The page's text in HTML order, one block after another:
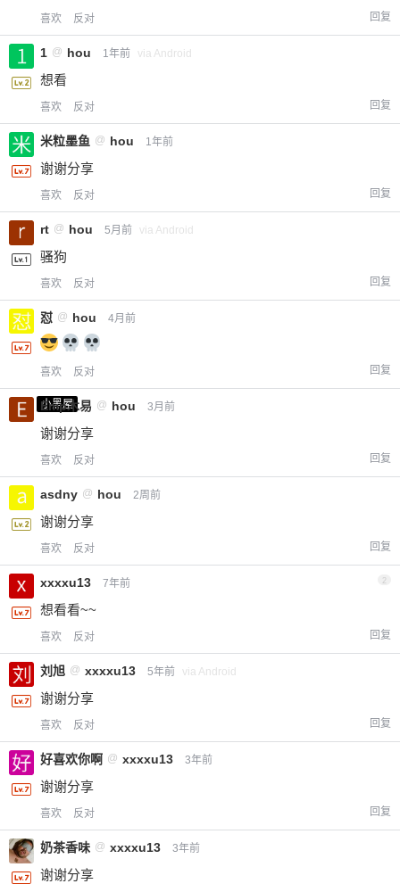
喜欢 反对 回复
1 @ hou 1年前 via Android
想看
喜欢 反对 回复
米粒墨鱼 @ hou 1年前
谢谢分享
喜欢 反对 回复
rt @ hou 5月前 via Android
骚狗
喜欢 反对 回复
怼 @ hou 4月前
喜欢 反对 回复
小黑屋
Emp木易 @ hou 3月前
谢谢分享
喜欢 反对 回复
asdny @ hou 2周前
谢谢分享
喜欢 反对 回复
xxxxu13 7年前 2
想看看~~
喜欢 反对 回复
刘旭 @ xxxxu13 5年前 via Android
谢谢分享
喜欢 反对 回复
好喜欢你啊 @ xxxxu13 3年前
谢谢分享
喜欢 反对 回复
奶茶香味 @ xxxxu13 3年前
谢谢分享